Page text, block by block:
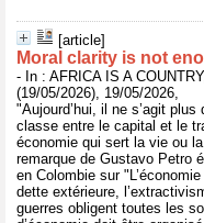
[article]
Moral clarity is not
- In : AFRICA IS A
(19/05/2026), 19/05/2026,
"Aujourd’hui, il ne s’agit plus
classe entre le capital et le
économie qui sert la vie ou
remarque de Gustavo Petro
en Colombie sur
dette extérieure,
guerres obligent toutes les